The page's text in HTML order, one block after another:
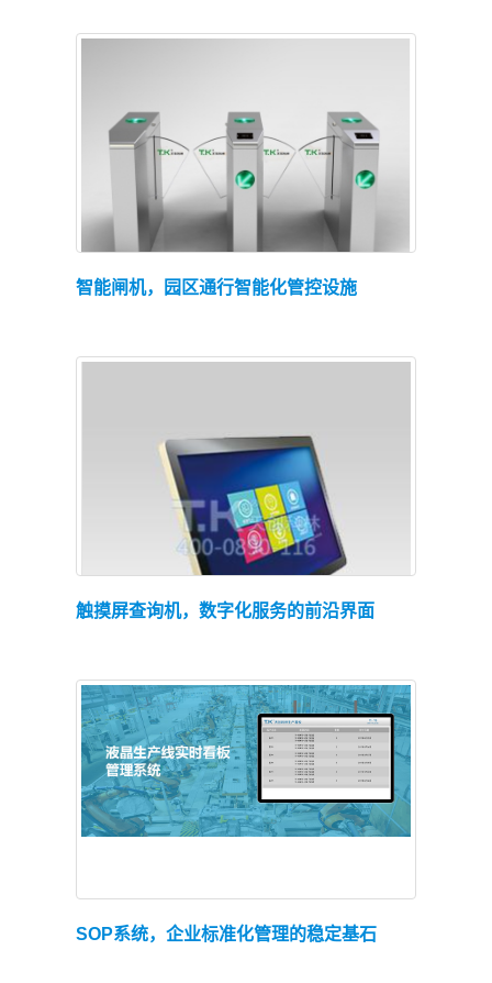
查看详情
智能闸机，园区通行智能化管控设施
查看详情
触摸屏查询机，数字化服务的前沿界面
查看详情
SOP系统，企业标准化管理的稳定基石